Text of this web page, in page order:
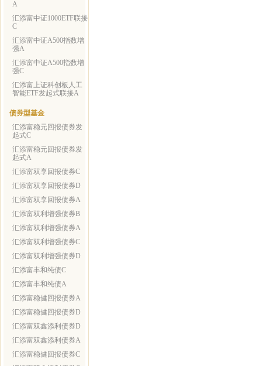
A
汇添富中证1000ETF联接
C
汇添富中证A500指数增
强A
汇添富中证A500指数增
强C
汇添富上证科创板人工
智能ETF发起式联接A
债券型基金
汇添富稳元回报债券发
起式C
汇添富稳元回报债券发
起式A
汇添富双享回报债券C
汇添富双享回报债券D
汇添富双享回报债券A
汇添富双利增强债券B
汇添富双利增强债券A
汇添富双利增强债券C
汇添富双利增强债券D
汇添富丰和纯债C
汇添富丰和纯债A
汇添富稳健回报债券A
汇添富稳健回报债券D
汇添富双鑫添利债券D
汇添富双鑫添利债券A
汇添富稳健回报债券C